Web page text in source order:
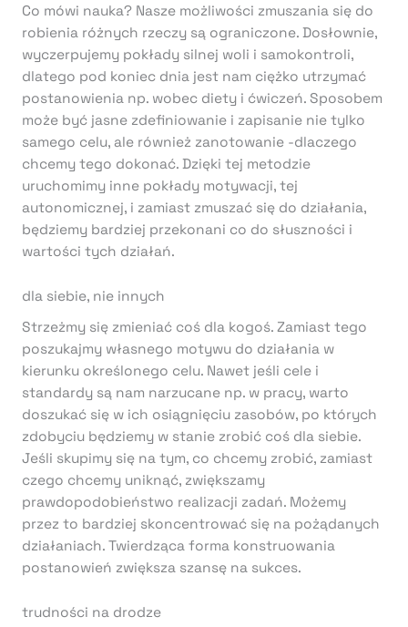
Co mówi nauka? Nasze możliwości zmuszania się do
robienia różnych rzeczy są ograniczone. Dosłownie,
wyczerpujemy pokłady silnej woli i samokontroli,
dlatego pod koniec dnia jest nam ciężko utrzymać
postanowienia np. wobec diety i ćwiczeń. Sposobem
może być jasne zdefiniowanie i zapisanie nie tylko
samego celu, ale również zanotowanie -dlaczego
chcemy tego dokonać. Dzięki tej metodzie
uruchomimy inne pokłady motywacji, tej
autonomicznej, i zamiast zmuszać się do działania,
będziemy bardziej przekonani co do słuszności i
wartości tych działań.
dla siebie, nie innych
Strzeżmy się zmieniać coś dla kogoś. Zamiast tego
poszukajmy własnego motywu do działania w
kierunku określonego celu. Nawet jeśli cele i
standardy są nam narzucane np. w pracy, warto
doszukać się w ich osiągnięciu zasobów, po których
zdobyciu będziemy w stanie zrobić coś dla siebie.
Jeśli skupimy się na tym, co chcemy zrobić, zamiast
czego chcemy uniknąć, zwiększamy
prawdopodobieństwo realizacji zadań. Możemy
przez to bardziej skoncentrować się na pożądanych
działaniach. Twierdząca forma konstruowania
postanowień zwiększa szansę na sukces.
trudności na drodze